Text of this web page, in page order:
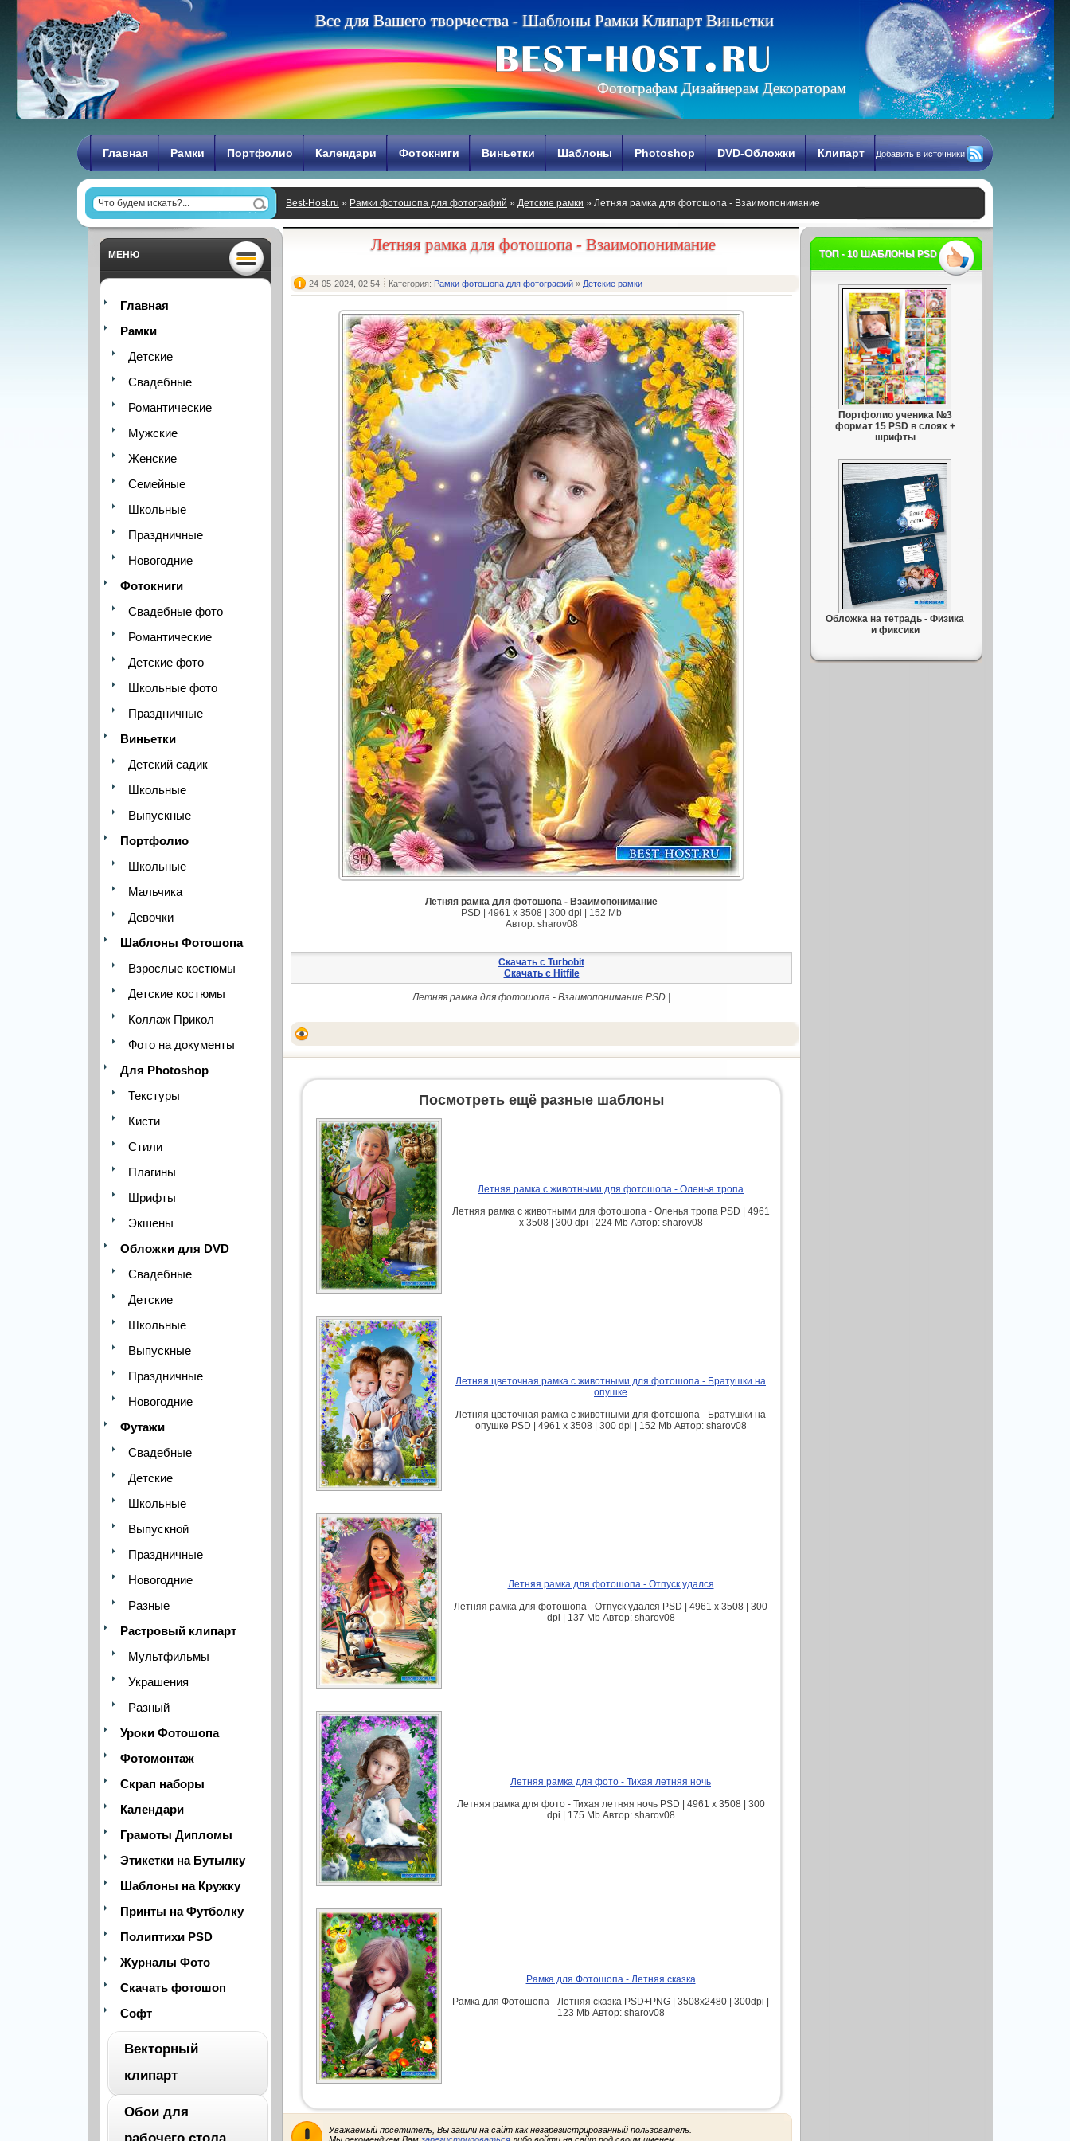
Все для Вашего творчества - Шаблоны Рамки Клипарт Виньетки
Фотографам Дизайнерам Декораторам
Главная Рамки Портфолио Календари Фотокниги Виньетки Шаблоны Photoshop DVD-Обложки Клипарт Добавить в источники
Best-Host.ru » Рамки фотошопа для фотографий » Детские рамки » Летняя рамка для фотошопа - Взаимопонимание
МЕНЮ
Главная
Рамки
Детские
Свадебные
Романтические
Мужские
Женские
Семейные
Школьные
Праздничные
Новогодние
Фотокниги
Свадебные фото
Романтические
Детские фото
Школьные фото
Праздничные
Виньетки
Детский садик
Школьные
Выпускные
Портфолио
Школьные
Мальчика
Девочки
Шаблоны Фотошопа
Взрослые костюмы
Детские костюмы
Коллаж Прикол
Фото на документы
Для Photoshop
Текстуры
Кисти
Стили
Плагины
Шрифты
Экшены
Обложки для DVD
Свадебные
Детские
Школьные
Выпускные
Праздничные
Новогодние
Футажи
Свадебные
Детские
Школьные
Выпускной
Праздничные
Новогодние
Разные
Растровый клипарт
Мультфильмы
Украшения
Разный
Уроки Фотошопа
Фотомонтаж
Скрап наборы
Календари
Грамоты Дипломы
Этикетки на Бутылку
Шаблоны на Кружку
Принты на Футболку
Полиптихи PSD
Журналы Фото
Скачать фотошоп
Софт
Векторный
клипарт
Обои для
Летняя рамка для фотошопа - Взаимопонимание
24-05-2024, 02:54 Категория: Рамки фотошопа для фотографий » Детские рамки
Летняя рамка для фотошопа - Взаимопонимание
PSD | 4961 х 3508 | 300 dpi | 152 Mb
Автор: sharov08
Скачать с Turbobit
Скачать с Hitfile
Летняя рамка для фотошопа - Взаимопонимание PSD |
Посмотреть ещё разные шаблоны
Летняя рамка с животными для фотошопа - Оленья тропа
Летняя рамка с животными для фотошопа - Оленья тропа PSD | 4961
х 3508 | 300 dpi | 224 Mb Автор: sharov08
Летняя цветочная рамка с животными для фотошопа - Братушки на
опушке
Летняя цветочная рамка с животными для фотошопа - Братушки на
опушке PSD | 4961 х 3508 | 300 dpi | 152 Mb Автор: sharov08
Летняя рамка для фотошопа - Отпуск удался
Летняя рамка для фотошопа - Отпуск удался PSD | 4961 х 3508 | 300
dpi | 137 Mb Автор: sharov08
Летняя рамка для фото - Тихая летняя ночь
Летняя рамка для фото - Тихая летняя ночь PSD | 4961 х 3508 | 300
dpi | 175 Mb Автор: sharov08
Рамка для Фотошопа - Летняя сказка
Рамка для Фотошопа - Летняя сказка PSD+PNG | 3508x2480 | 300dpi |
123 Mb Автор: sharov08
Уважаемый посетитель, Вы зашли на сайт как незарегистрированный пользователь.
ТОП - 10 ШАБЛОНЫ PSD
Портфолио ученика №3
формат 15 PSD в слоях +
шрифты
Обложка на тетрадь - Физика
и фиксики